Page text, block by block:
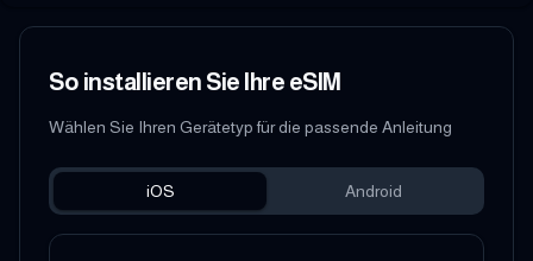
So installieren Sie Ihre eSIM
Wählen Sie Ihren Gerätetyp für die passende Anleitung
iOS Android